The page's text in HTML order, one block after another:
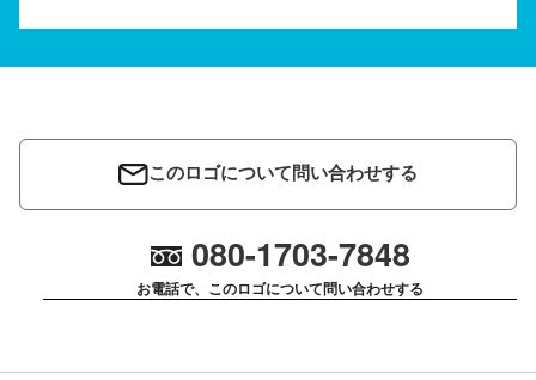
このロゴについて問い合わせする
080-1703-7848
お電話で、このロゴについて問い合わせする